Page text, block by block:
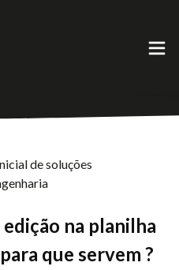
de soluções
na planilha
que servem ?